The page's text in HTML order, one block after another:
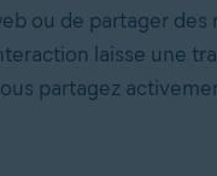
ou de partager des
laisse une
partagez